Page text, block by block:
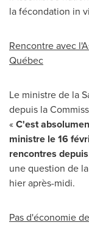
la fécondation in
Rencontre avec
Québec
Le ministre de la
depuis la
«C'est
ministre le 16
rencontres depuis
une question de
hier après-midi.
Pas d'économie